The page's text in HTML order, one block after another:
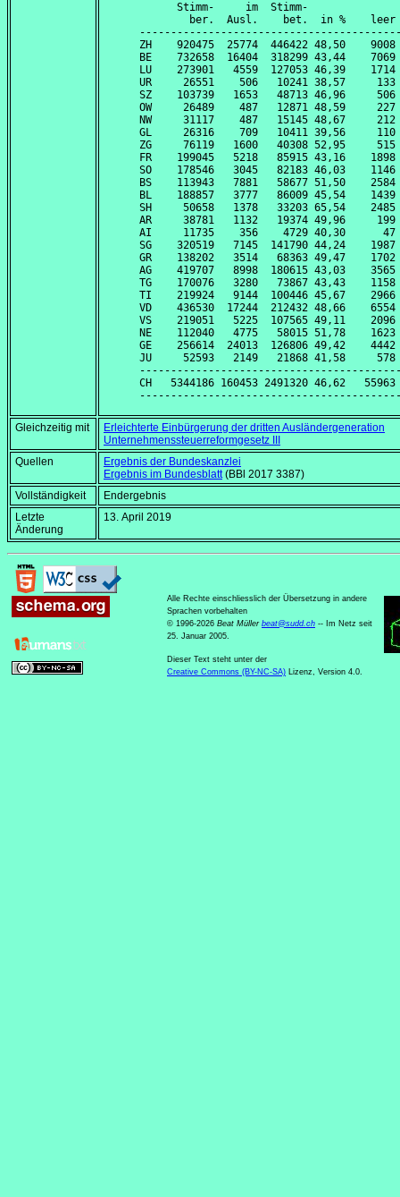
Stimm-     im  Stimm-
ber.  Ausl.    bet.  in %
ZH    920475  25774  446422 48,50
BE    732658  16404  318299 43,44
LU    273901   4559  127053 46,39
UR     26551    506   10241 38,57
SZ    103739   1653   48713 46,96
OW     26489    487   12871 48,59
NW     31117    487   15145 48,67
GL     26316    709   10411 39,56
ZG     76119   1600   40308 52,95
FR    199045   5218   85915 43,16
SO    178546   3045   82183 46,03
BS    113943   7881   58677 51,50
BL    188857   3777   86009 45,54
SH     50658   1378   33203 65,54
AR     38781   1132   19374 49,96
AI     11735    356    4729 40,30
SG    320519   7145  141790 44,24
GR    138202   3514   68363 49,47
AG    419707   8998  180615 43,03
TG    170076   3280   73867 43,43
TI    219924   9144  100446 45,67
VD    436530  17244  212432 48,66
VS    219051   5225  107565 49,11
NE    112040   4775   58015 51,78
GE    256614  24013  126806 49,42
JU     52593   2149   21868 41,58
CH   5344186 160453 2491320 46,62
Gleichzeitig mit
Erleichterte Einbürgerung der dritten Ausländergeneration
Unternehmenssteuerreformgesetz III
Quellen
Ergebnis der Bundeskanzlei
Ergebnis im Bundesblatt(BBl 2017 3387)
Vollständigkeit
Endergebnis
Letzte
Änderung
13. April 2019
Alle Rechte einschliesslich der Übersetzung in andere
Sprachen vorbehalten
© 1996-2026 Beat Müller beat@sudd.ch -- Im Netz seit
25. Januar 2005.
Dieser Text steht unter der
Creative Commons (BY-NC-SA) Lizenz, Version 4.0.